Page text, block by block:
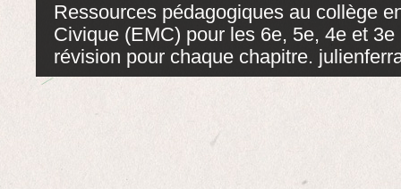
Ressources pédagogiques au collège
Civique (EMC) pour les 6e, 5e, 4e et
révision pour chaque chapitre.